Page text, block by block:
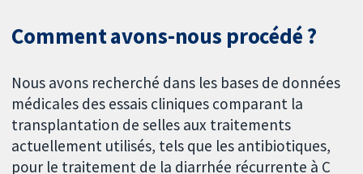
Comment avons-nous procédé ?
Nous avons recherché dans les bases de données
médicales des essais cliniques comparant la
transplantation de selles aux traitements
actuellement utilisés, tels que les antibiotiques,
pour le traitement de la diarrhée récurrente à C